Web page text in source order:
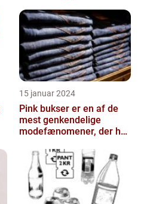
15 januar 2024
Pink bukser er en af de
mest genkendelige
modefænomener, der har
catwalken til garde...